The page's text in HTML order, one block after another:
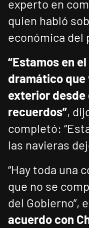
experto en
quien habló
económica del
“Estamos en
dramático que
exterior desde
recuerdos”,
completó:
las navieras
“Hay toda una
que no se
del Gobierno”,
acuerdo con